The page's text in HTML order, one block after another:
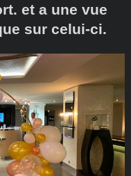
et a une vue
sur celui-ci.